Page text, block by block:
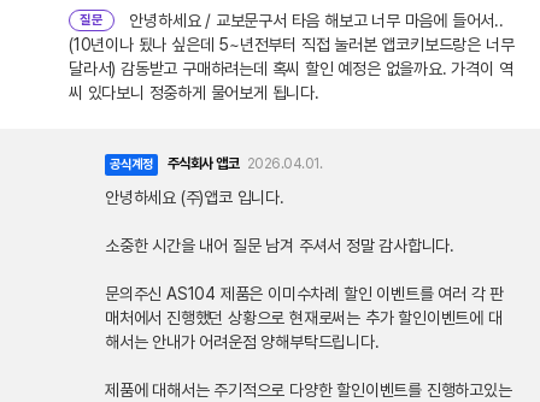
질문
안녕하세요 / 교보문구서 타음 해보고 너무 마음에 들어서..
(10년이나 됬나 싶은데 5~년전부터 직접 눌러본 앱코키보드랑은 너무
달라서) 감동받고 구매하려는데 혹씨 할인 예정은 없을까요. 가격이 역
씨 있다보니 정중하게 물어보게 됩니다.
공식계정 주식회사 앱코 2026.04.01.
안녕하세요 (주)앱코 입니다.
소중한 시간을 내어 질문 남겨 주셔서 정말 감사합니다.
문의주신 AS104 제품은 이미수차례 할인 이벤트를 여러 각 판
매처에서 진행했던 상황으로 현재로써는 추가 할인이벤트에 대
해서는 안내가 어려운점 양해부탁드립니다.
제품에 대해서는 주기적으로 다양한 할인이벤트를 진행하고있는